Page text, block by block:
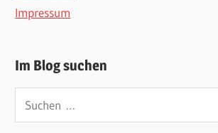
Impressum
Im Blog suchen
Suchen
nach: